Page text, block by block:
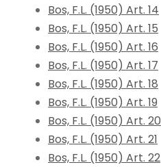
Bos, F.L. (1950) Art. 14
Bos, F.L. (1950) Art. 15
Bos, F.L. (1950) Art. 16
Bos, F.L. (1950) Art. 17
Bos, F.L. (1950) Art. 18
Bos, F.L. (1950) Art. 19
Bos, F.L. (1950) Art. 20
Bos, F.L. (1950) Art. 21
Bos, F.L. (1950) Art. 22